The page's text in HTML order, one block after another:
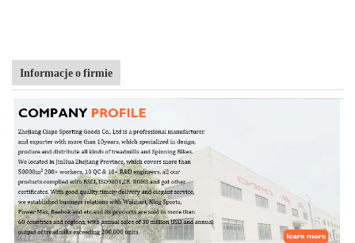
Informacje o firmie